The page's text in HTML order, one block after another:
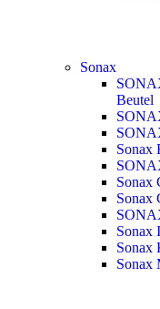
Sonax
Beutel
Sonax
Sonax
Sonax
Sonax
Sonax
Sonax